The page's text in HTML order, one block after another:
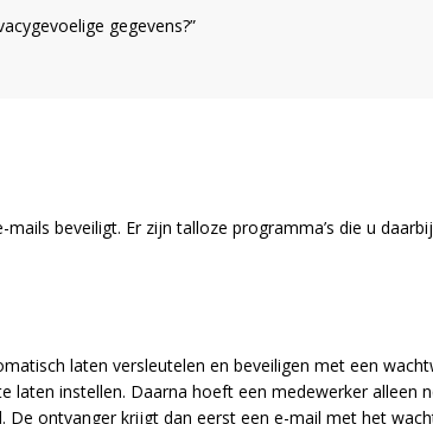
gegevens?”
beveiligt. Er zijn talloze programma’s die u
laten versleutelen en beveiligen met een
instellen. Daarna hoeft een medewerker alleen
De ontvanger krijgt dan eerst een e-mail met het